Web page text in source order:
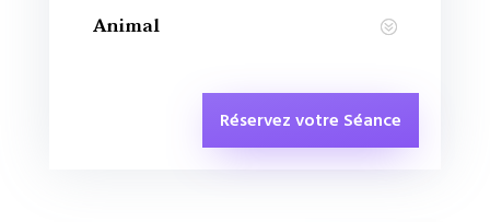
Animal
Réservez votre Séance